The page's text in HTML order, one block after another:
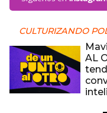
CULTURIZANDO
AL